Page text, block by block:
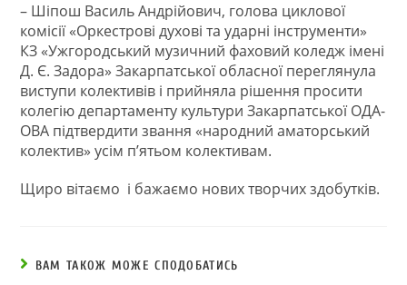
– Шіпош Василь Андрійович, голова циклової
комісії «Оркестрові духові та ударні інструменти»
КЗ «Ужгородський музичний фаховий коледж імені
Д. Є. Задора» Закарпатської обласної переглянула
виступи колективів і прийняла рішення просити
колегію департаменту культури Закарпатської ОДА-
ОВА підтвердити звання «народний аматорський
колектив» усім п’ятьом колективам.
Щиро вітаємо і бажаємо нових творчих здобутків.
ВАМ ТАКОЖ МОЖЕ СПОДОБАТИСЬ